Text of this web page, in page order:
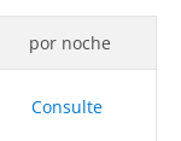
por noche
Consulte